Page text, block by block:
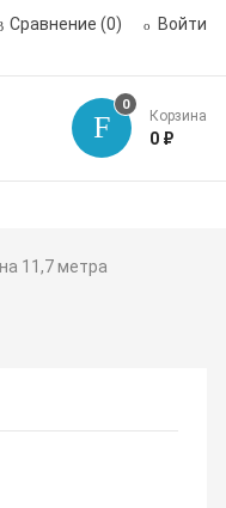
Сравнение (0) Войти
0
Корзина
0 ₽
11,7 метра